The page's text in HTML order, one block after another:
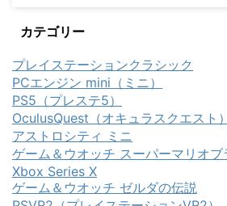
カテゴリー
プレイステーションクラシック
PCエンジン mini（ミニ）
PS5（プレステ5）
OculusQuest（オキュラスクエスト）
アストロシティ ミニ
ゲーム＆ウオッチ スーパーマリオブ
Xbox Series X
ゲーム＆ウオッチ ゼルダの伝説